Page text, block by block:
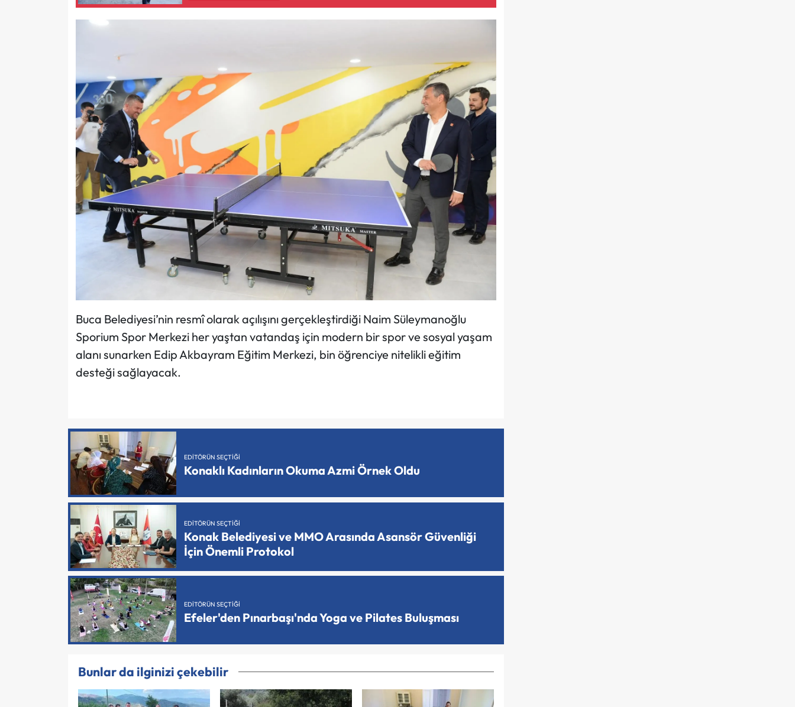
Buca Belediyesi’nin resmî olarak açılışını gerçekleştirdiği Naim Süleymanoğlu
Sporium Spor Merkezi her yaştan vatandaş için modern bir spor ve sosyal yaşam
alanı sunarken Edip Akbayram Eğitim Merkezi, bin öğrenciye nitelikli eğitim
desteği sağlayacak.
EDITÖRÜN SEÇTIĞI
Konaklı Kadınların Okuma Azmi Örnek Oldu
EDITÖRÜN SEÇTIĞI
Konak Belediyesi ve MMO Arasında Asansör Güvenliği
İçin Önemli Protokol
EDITÖRÜN SEÇTIĞI
Efeler'den Pınarbaşı'nda Yoga ve Pilates Buluşması
Bunlar da ilginizi çekebilir